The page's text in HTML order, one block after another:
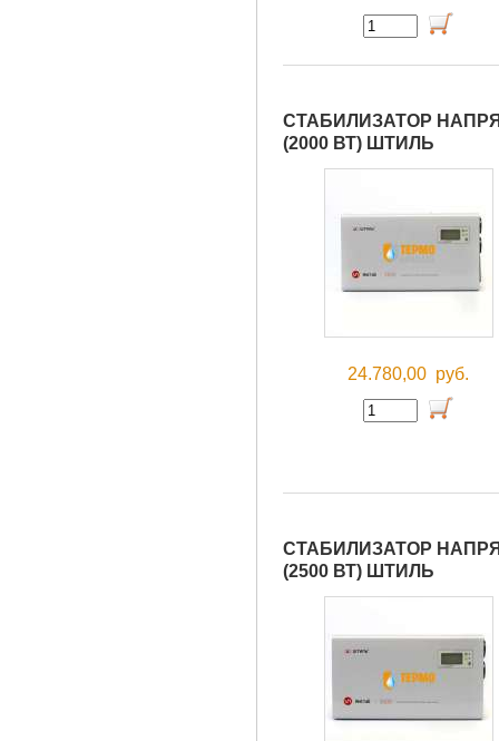
СТАБИЛИЗАТОР
(2000 ВТ) ШТИЛЬ
24.780,00 руб.
СТАБИЛИЗАТОР
(2500 ВТ) ШТИЛЬ